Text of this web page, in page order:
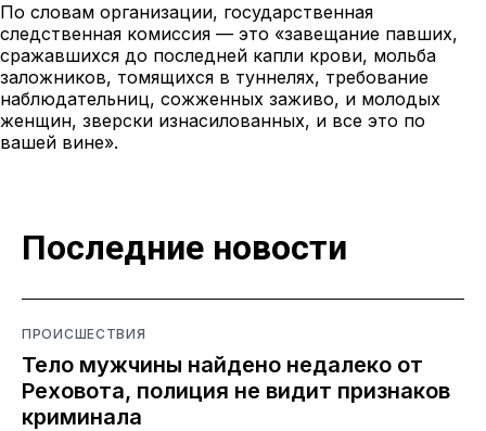
По словам организации, государственная
следственная комиссия — это «завещание павших,
сражавшихся до последней капли крови, мольба
заложников, томящихся в туннелях, требование
наблюдательниц, сожженных заживо, и молодых
женщин, зверски изнасилованных, и все это по
вашей вине».
Последние новости
ПРОИСШЕСТВИЯ
Тело мужчины найдено недалеко от
Реховота, полиция не видит признаков
криминала